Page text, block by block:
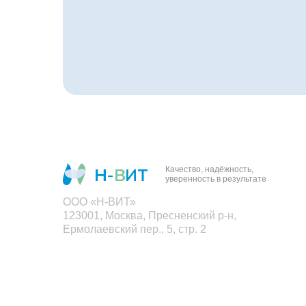
Качество, надёжность,
уверенность в результате
ООО «Н-ВИТ»
123001, Москва, Пресненский р-н,
Ермолаевский пер., 5, стр. 2